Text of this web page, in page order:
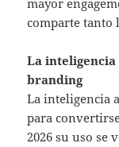
mayor
comparte tanto
La
branding
La inteligencia
para
2026 su uso se